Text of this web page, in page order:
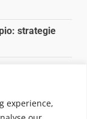
experience,
strategie
che